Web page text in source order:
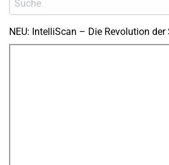
NEU: IntelliScan – Die Revolution der